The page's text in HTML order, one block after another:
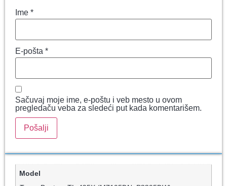
Ime *
E-pošta *
Sačuvaj moje ime, e-poštu i veb mesto u ovom
pregledaču veba za sledeći put kada komentarišem.
Model